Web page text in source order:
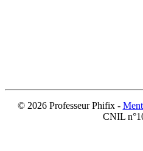
© 2026 Professeur Phifix -
CNIL